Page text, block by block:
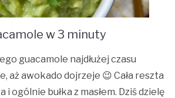
w 3 minuty
guacamole najdłużej czasu
aż awokado dojrzeje 😉 Cała reszta
i ogólnie bułka z masłem. Dziś dzielę